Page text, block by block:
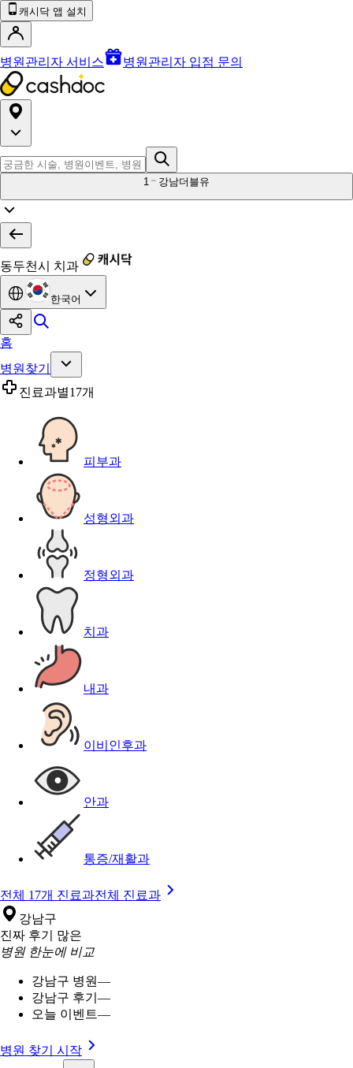
캐시닥 앱 설치
병원관리자 서비스 병원관리자 입점 문의
1 강남더블유
동두천시 치과
한국어
홈
병원찾기
진료과별17개
피부과
성형외과
정형외과
치과
내과
이비인후과
안과
통증/재활과
전체 17개 진료과전체 진료과
강남구
진짜 후기 많은
병원 한눈에 비교
강남구 병원—
강남구 후기 —
오늘 이벤트—
병원 찾기 시작